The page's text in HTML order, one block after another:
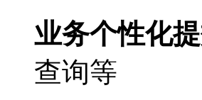
业务个性化提效
查询等